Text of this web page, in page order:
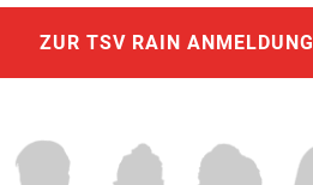
ZUR TSV RAIN ANMELDUNG